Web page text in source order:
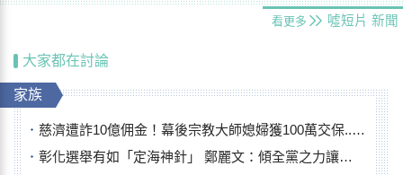
看更多 噓短片 新聞
大家都在討論
家族
慈濟遭詐10億佣金！幕後宗教大師媳婦獲100萬交保...快步奔離不發一語
彰化選舉有如「定海神針」 鄭麗文：傾全黨之力讓彰化贏